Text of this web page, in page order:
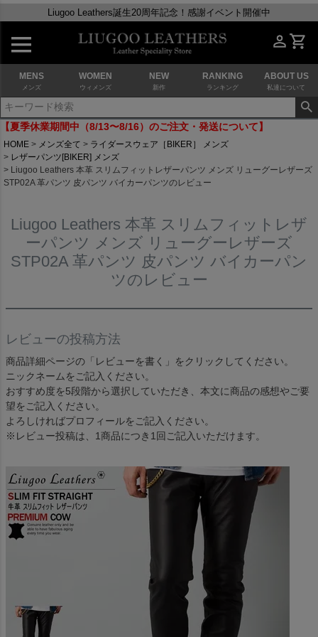
Liugoo Leathers誕生20周年記念！感謝イベント開催中
MENS
メンズ
WOMEN
ウィメンズ
NEW
新作
RANKING
ランキング
ABOUT US
私達について
【夏季休業期間中（8/13〜8/16）のご注文・発送について】
HOME メンズ全て
ライダースウェア［BIKER］ メンズ
レザーパンツ[BIKER] メンズ
Liugoo Leathers 本革 スリムフィットレザーパンツ メンズ リューグーレザーズ
STP02A 革パンツ 皮パンツ バイカーパンツのレビュー
Liugoo Leathers 本革 スリムフィットレザ
ーパンツ メンズ リューグーレザーズ
STP02A 革パンツ 皮パンツ バイカーパン
ツのレビュー
レビューの投稿方法
商品詳細ページの「レビューを書く」をクリックしてください。
ニックネームをご記入ください。
おすすめ度を5段階から選択していただき、本文に商品の感想やご要
望をご記入ください。
よろしければプロフィールをご記入ください。
※レビュー投稿は、1商品につき1回ご記入いただけます。